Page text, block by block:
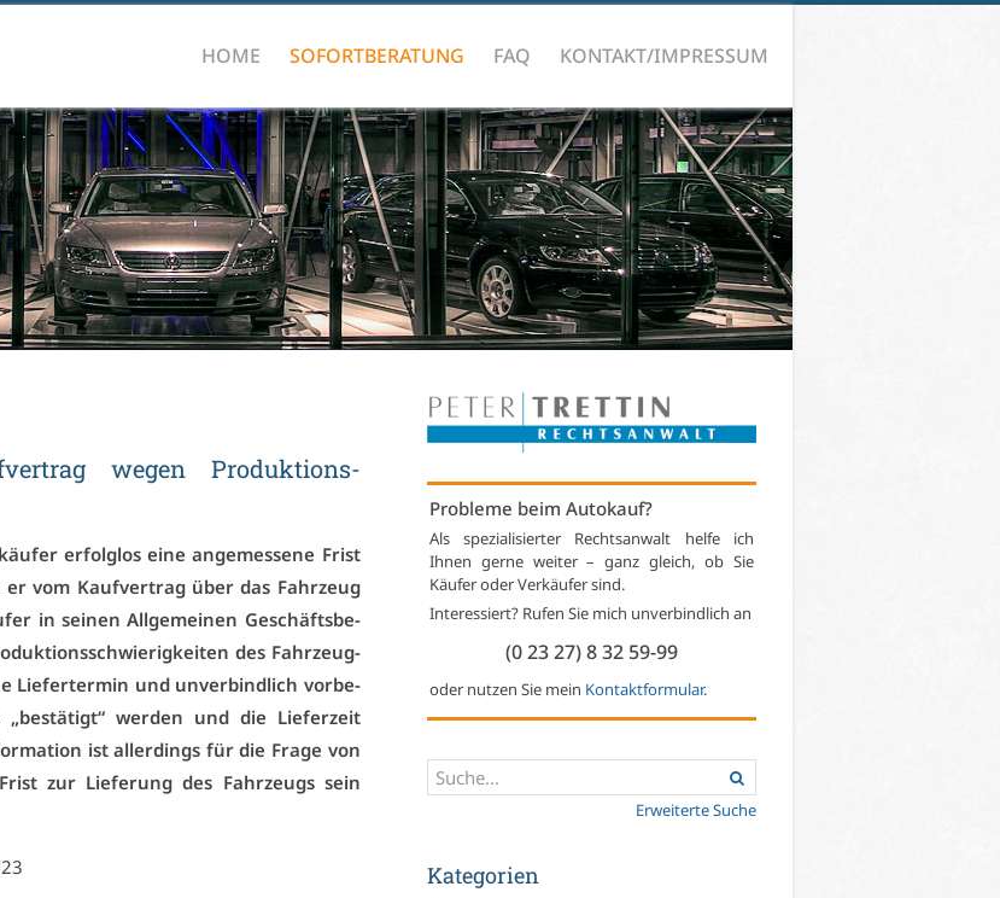
HOME SOFORTBERATUNG FAQ KONTAKT/IMPRESSUM
we­gen Pro­duk­ti­ons­
er­folg­los ei­ne an­ge­mes­se­ne Frist
vom Kauf­ver­trag über das Fahr­zeug
in sei­nen All­ge­mei­nen Ge­schäfts­be­
des Fahr­zeug­
Lie­fer­ter­min und un­ver­bind­lich vor­be­
wer­den und die Lie­fer­zeit
ist al­ler­dings für die Fra­ge von
zur Lie­fe­rung des Fahr­zeugs sein
Probleme beim Autokauf?
Als spezialisierter Rechtsanwalt helfe ich
Ihnen gerne weiter – ganz gleich, ob Sie
Käufer oder Verkäufer sind.
Interessiert? Rufen Sie mich unverbindlich an
(0 23 27) 8 32 59-99
oder nutzen Sie mein Kontaktformular.
Erweiterte Suche
Kategorien